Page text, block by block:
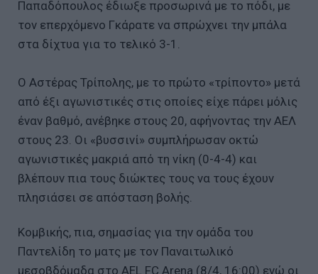
Παπαδόπουλος έδιωξε προσωρινά με το πόδι, με
τον επερχόμενο Γκάρατε να σπρώχνει την μπάλα
στα δίχτυα για το τελικό 3-1.
Ο Αστέρας Τρίπολης, με το πρώτο «τρίποντο» μετά
από έξι αγωνιστικές στις οποίες είχε πάρει μόλις
έναν βαθμό, ανέβηκε στους 20, αφήνοντας την ΑΕΛ
στους 23. Οι «βυσσινί» συμπλήρωσαν οκτώ
αγωνιστικές μακριά από τη νίκη (0-4-4) και
βλέπουν πια τους διώκτες τους να τους έχουν
πλησιάσει σε απόσταση βολής.
Κομβικής, πια, σημασίας για την ομάδα του
Παντελίδη το ματς με τον Παναιτωλικό
μεσοβδόμαδα στο AEL FC Arena (8/4, 16:00) ενώ οι